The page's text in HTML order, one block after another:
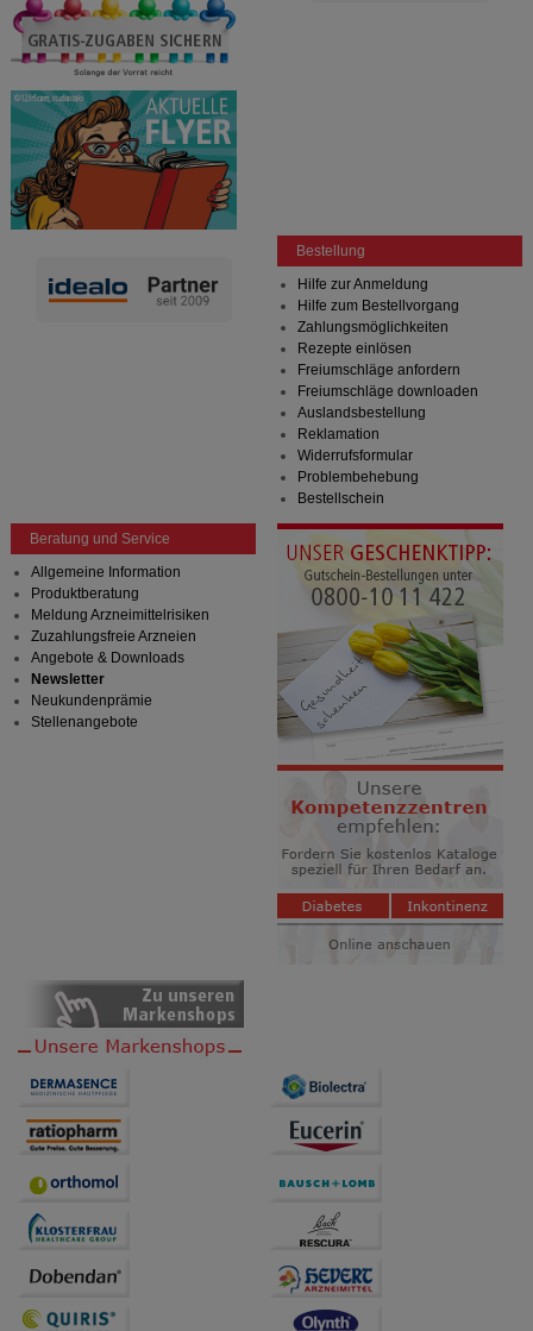
Bestellung
Hilfe zur Anmeldung
Hilfe zum Bestellvorgang
Zahlungsmöglichkeiten
Rezepte einlösen
Freiumschläge anfordern
Freiumschläge downloaden
Auslandsbestellung
Reklamation
Widerrufsformular
Problembehebung
Bestellschein
Beratung und Service
Allgemeine Information
Produktberatung
Meldung Arzneimittelrisiken
Zuzahlungsfreie Arzneien
Angebote & Downloads
Newsletter
Neukundenprämie
Stellenangebote